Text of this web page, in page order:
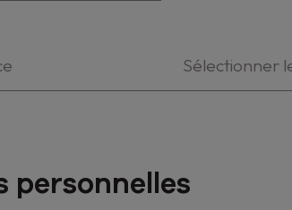
Sélectionner
personnelles